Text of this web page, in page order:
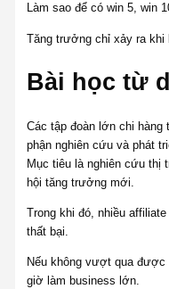
Làm sao để có win 5, win
Tăng trưởng chỉ xảy ra khi
Bài học từ
Các tập đoàn lớn chi hàng
phận nghiên cứu và phát
Mục tiêu là nghiên cứu thị
hội tăng trưởng mới.
Trong khi đó, nhiều
thất bại.
Nếu không vượt qua được
giờ làm business lớn.